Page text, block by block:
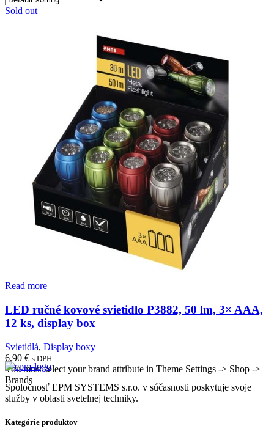
Sold out
Read more
LED ručné kovové svietidlo P3882, 50 lm, 3× AAA,
12 ks, display box
Svietidlá, Display boxy
6,90 € s DPH
You must select your brand attribute in Theme Settings -> Shop ->
Brands
Spoločnosť EPM SYSTEMS s.r.o. v súčasnosti poskytuje svoje
služby v oblasti svetelnej techniky.
Kategórie produktov